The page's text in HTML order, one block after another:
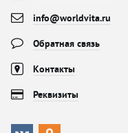
info@worldvita.ru
Обратная связь
Контакты
Реквизиты